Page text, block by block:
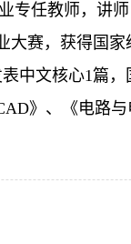
专任教师，讲
大赛，获得国
中文核心1篇
》、《电路